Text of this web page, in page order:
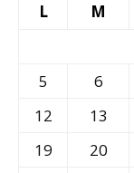
L
M
5
6
12
13
19
20